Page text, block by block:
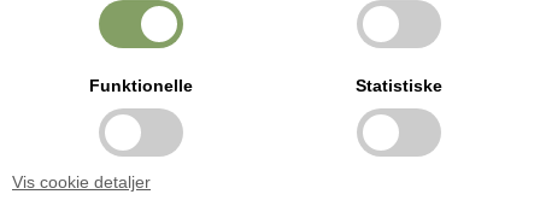
Funktionelle Statistiske
Vis cookie detaljer
DANSK HJEMMEPRODUKTION